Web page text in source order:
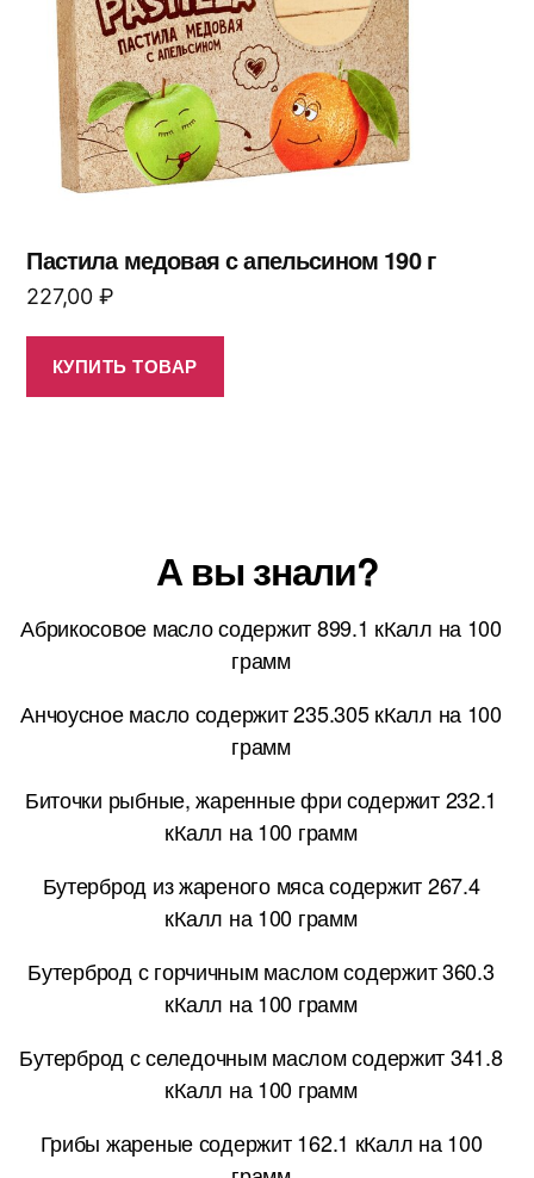
Пастила медовая с апельсином 190 г
227,00 ₽
КУПИТЬ ТОВАР
А вы знали?
Абрикосовое масло содержит 899.1 кКалл на 100
грамм
Анчоусное масло содержит 235.305 кКалл на 100
грамм
Биточки рыбные, жаренные фри содержит 232.1
кКалл на 100 грамм
Бутерброд из жареного мяса содержит 267.4
кКалл на 100 грамм
Бутерброд с горчичным маслом содержит 360.3
кКалл на 100 грамм
Бутерброд с селедочным маслом содержит 341.8
кКалл на 100 грамм
Грибы жареные содержит 162.1 кКалл на 100